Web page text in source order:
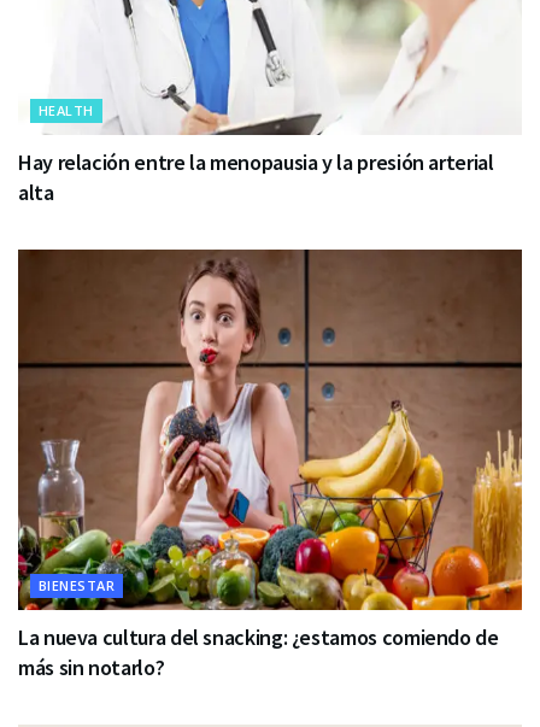
HEALTH
Hay relación entre la menopausia y la presión arterial
alta
BIENESTAR
La nueva cultura del snacking: ¿estamos comiendo de
más sin notarlo?